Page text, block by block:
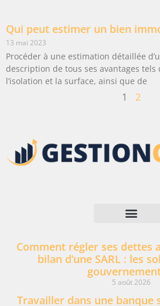
Qui peut estimer un bien
13 mai 2023
Procéder à une estimation détaillée
description de tous ses avantages
l’isolation et la surface, ainsi que de
1 2
Comment régler ses dettes
bilan d’une SARL : les
5 août 2026
Travailler dans une banque